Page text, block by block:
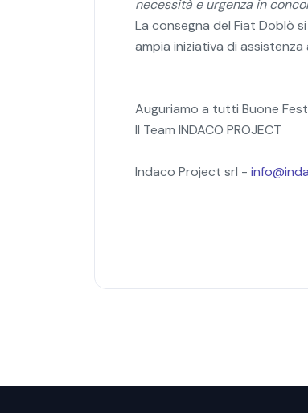
necessità e urgenza in
La consegna del Fiat Doblò
ampia iniziativa di
Auguriamo a tutti Buone
Il Team INDACO PROJECT
Indaco Project srl -